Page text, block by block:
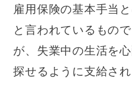
雇用保険の基本手当
と言われているもの
が、失業中の生活を
探せるように支給され